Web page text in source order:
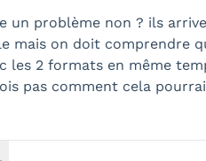
un problème non ? ils
mais on doit comprendre
2 formats en même
pas comment cela